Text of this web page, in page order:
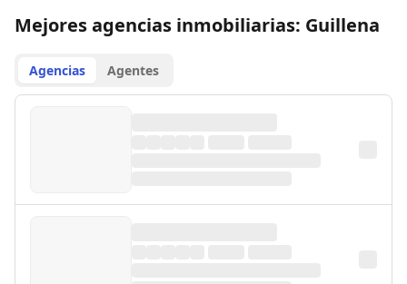
Mejores agencias inmobiliarias: Guillena
Agencias Agentes